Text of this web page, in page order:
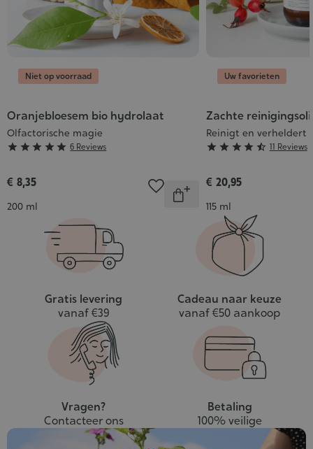
Niet op voorraad
Oranjebloesem bio hydrolaat
Olfactorische magie
Grade
5/5
     6 Reviews
€ 8,35
Inhoud
200 ml
Aantal
Onbeschikbaar
Uw favorieten
Zachte
Reinigt en verheldert
Grade
4/5
     11 Reviews
€ 20,95
Inhoud
115 ml
Gratis levering
vanaf €39
Cadeau naar keuze
vanaf €50 aankoop
Vragen?
Contacteer ons
Betaling
100% veilige